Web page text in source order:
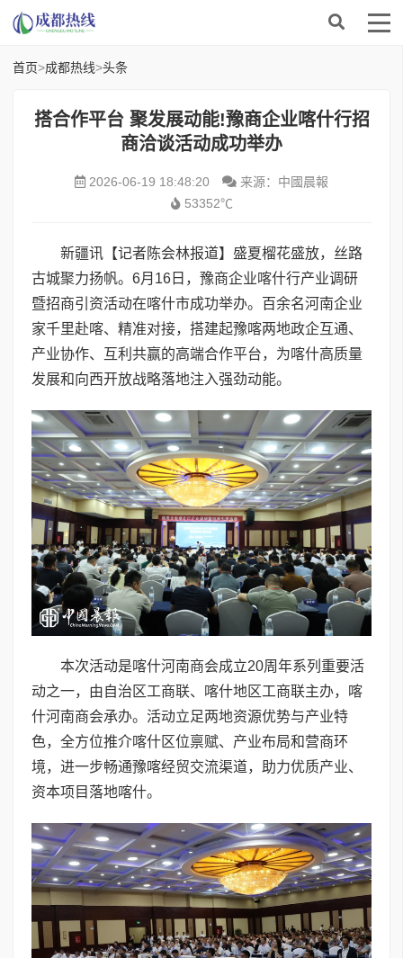
首页>成都热线>头条
搭合作平台 聚发展动能!豫商企业喀什行招
商洽谈活动成功举办
2026-06-19 18:48:20
来源：中國晨報
53352℃
新疆讯【记者陈会林报道】盛夏榴花盛放，丝路
古城聚力扬帆。6月16日，豫商企业喀什行产业调研
暨招商引资活动在喀什市成功举办。百余名河南企业
家千里赴喀、精准对接，搭建起豫喀两地政企互通、
产业协作、互利共赢的高端合作平台，为喀什高质量
发展和向西开放战略落地注入强劲动能。
本次活动是喀什河南商会成立20周年系列重要活
动之一，由自治区工商联、喀什地区工商联主办，喀
什河南商会承办。活动立足两地资源优势与产业特
色，全方位推介喀什区位禀赋、产业布局和营商环
境，进一步畅通豫喀经贸交流渠道，助力优质产业、
资本项目落地喀什。